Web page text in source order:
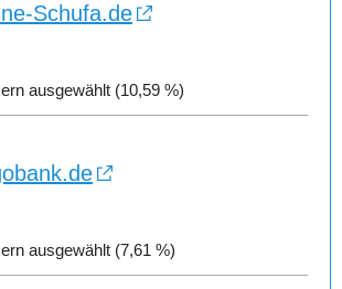
Schufa.de
ausgewählt (10,59 %)
ausgewählt (7,61 %)